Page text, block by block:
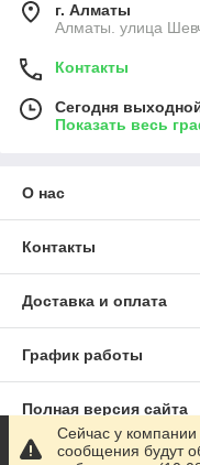
г. Алматы
Алматы. улица
Контакты
Сегодня
Показать весь
О нас
Контакты
Доставка и оплата
График работы
Полная версия сайта
Сейчас у
сообщения будут